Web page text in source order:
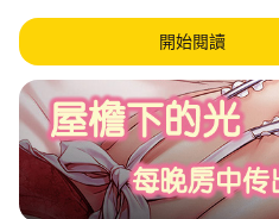
開始閱讀